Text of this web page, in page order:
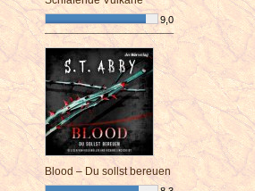
9,0
¯¯¯¯¯¯¯¯¯¯¯¯¯¯¯¯¯¯¯¯¯¯¯¯
Blood – Du sollst bereuen